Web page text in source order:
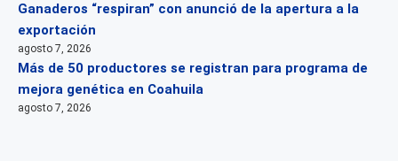
Ganaderos “respiran” con anunció de la apertura a la
exportación
agosto 7, 2026
Más de 50 productores se registran para programa de
mejora genética en Coahuila
agosto 7, 2026